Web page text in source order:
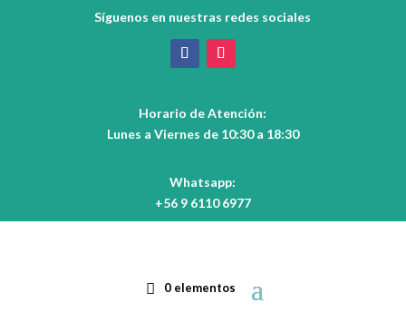
Síguenos en nuestras redes sociales
Horario de Atención:
Lunes a Viernes de 10:30 a 18:30
Whatsapp:
+56 9 6110 6977
0 elementos